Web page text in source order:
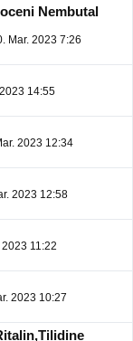
Nembutal
Mar. 2023 7:26
14:55
2023 12:34
2023 12:58
11:22
2023 10:27